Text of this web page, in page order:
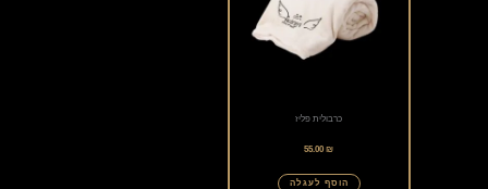
כרבולית פליז
55.00₪
הוסף לעגלה